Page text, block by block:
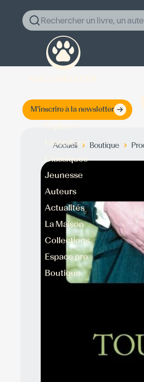
Rechercher un livre, un
M'inscrire à la newsletter
Littérature
Classiques
Jeunesse
Auteurs
Actualités
La Maison
Collections
Espace pro
Boutique
Accueil Boutique